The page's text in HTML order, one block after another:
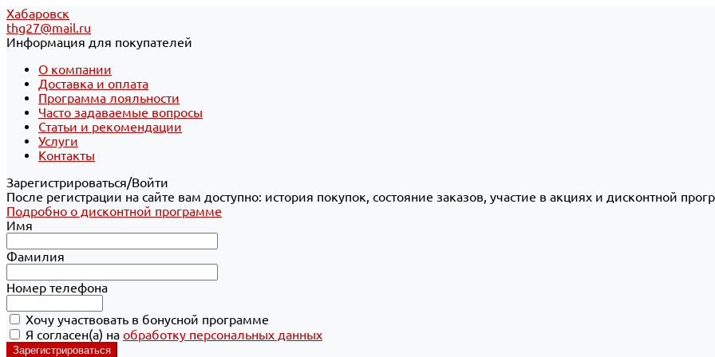
Хабаровск
thg27@mail.ru
Информация для покупателей
О компании
Доставка и оплата
Программа лояльности
Часто задаваемые вопросы
Статьи и рекомендации
Услуги
Контакты
Зарегистрироваться/Войти
После регистрации на сайте вам доступно: история покупок, состояние заказов, участие в акциях и дисконтной
Подробно о дисконтной программе
Имя
Фамилия
Номер телефона
Хочу участвовать в бонусной программе
Я согласен(а) на обработку персональных данных